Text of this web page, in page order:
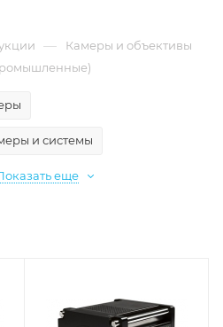
— Камеры и объективы
и системы
еще